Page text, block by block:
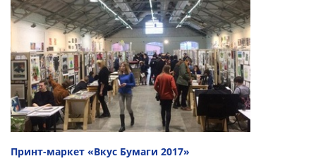
Принт-маркет «Вкус Бумаги 2017»